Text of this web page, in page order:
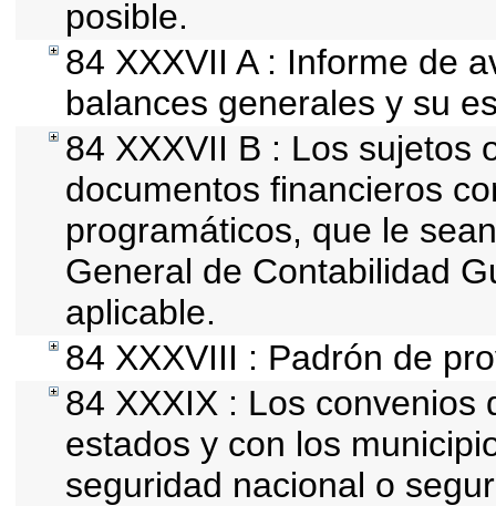
posible.
84 XXXVII A : Informe de
balances generales y su
84 XXXVII B : Los sujetos
documentos financieros
programáticos, que le
General de Contabilidad
aplicable.
84 XXXVIII : Padrón de
84 XXXIX : Los convenios
estados y con los
seguridad nacional o